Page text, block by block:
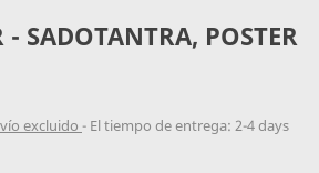
- SADOTANTRA, POSTER
excluido El tiempo de entrega: 2-4 days